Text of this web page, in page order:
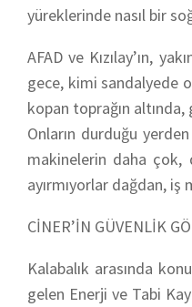
yüreklerinde nasıl bir
AFAD ve Kızılay’ın,
gece, kimi sandalyede
kopan toprağın
Onların durduğu
makinelerin daha çok,
ayırmıyorlar dağdan,
CİNER’İN GÜVENLİK
Kalabalık arasında
gelen Enerji ve Tabi